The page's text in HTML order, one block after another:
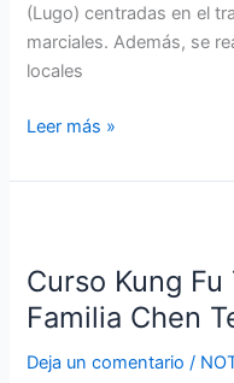
(Lugo) centradas en el
marciales. Además, se
locales
Leer más »
Curso Kung
Familia Chen
Deja un comentario /
Fu
Taiji
Estilo